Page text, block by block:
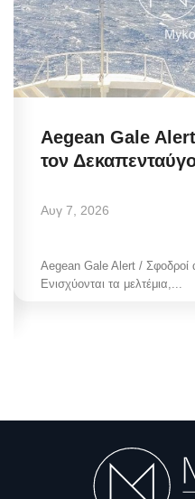
Aegean Gale
τον
Αυγ 7, 2026
Aegean Gale Alert / Σφοδροί
Ενισχύονται τα μελτέμια,...